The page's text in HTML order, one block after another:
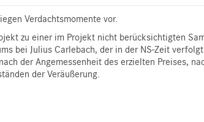
Verdachtsmomente vor.
zu einer im Projekt nicht berücksichtigten
bei Julius Carlebach, der in der NS-Zeit
der Angemessenheit des erzielten Preises,
der Veräußerung.